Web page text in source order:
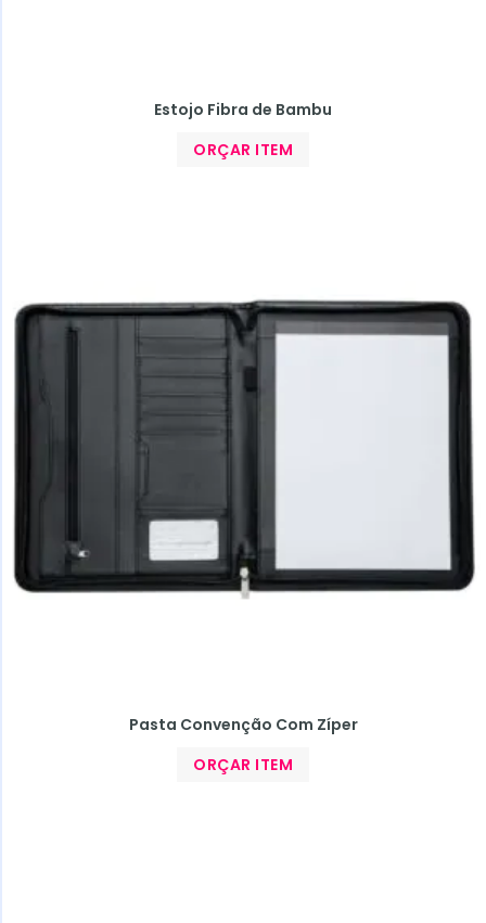
Estojo Fibra de Bambu
ORÇAR ITEM
Pasta Convenção Com Zíper
ORÇAR ITEM